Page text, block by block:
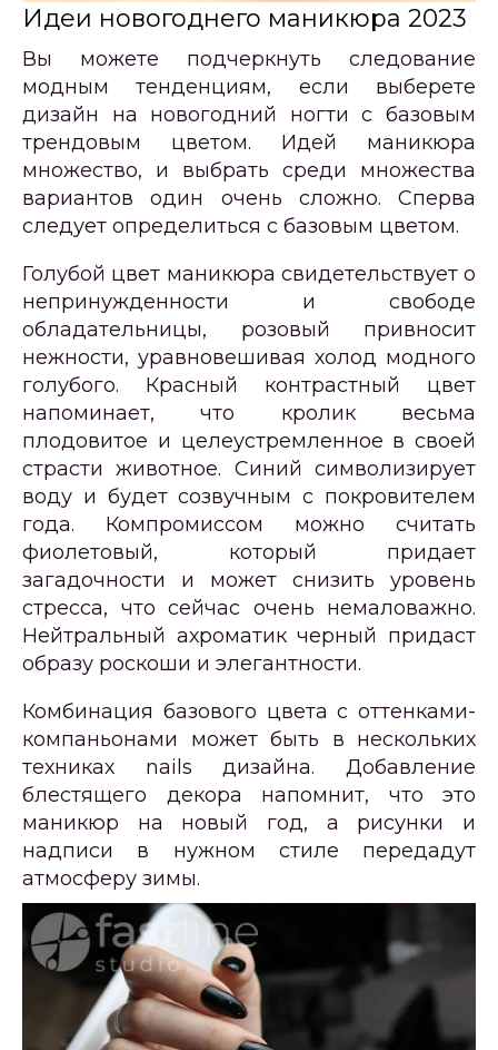
Идеи новогоднего маникюра 2023
Вы можете подчеркнуть следование
модным тенденциям, если выберете
дизайн на новогодний ногти с базовым
трендовым цветом. Идей маникюра
множество, и выбрать среди множества
вариантов один очень сложно. Сперва
следует определиться с базовым цветом.
Голубой цвет маникюра свидетельствует о
непринужденности и свободе
обладательницы, розовый привносит
нежности, уравновешивая холод модного
голубого. Красный контрастный цвет
напоминает, что кролик весьма
плодовитое и целеустремленное в своей
страсти животное. Синий символизирует
воду и будет созвучным с покровителем
года. Компромиссом можно считать
фиолетовый, который придает
загадочности и может снизить уровень
стресса, что сейчас очень немаловажно.
Нейтральный ахроматик черный придаст
образу роскоши и элегантности.
Комбинация базового цвета с оттенками-
компаньонами может быть в нескольких
техниках nails дизайна. Добавление
блестящего декора напомнит, что это
маникюр на новый год, а рисунки и
надписи в нужном стиле передадут
атмосферу зимы.